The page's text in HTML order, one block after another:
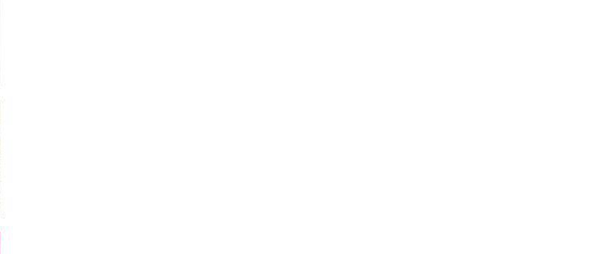
いね！